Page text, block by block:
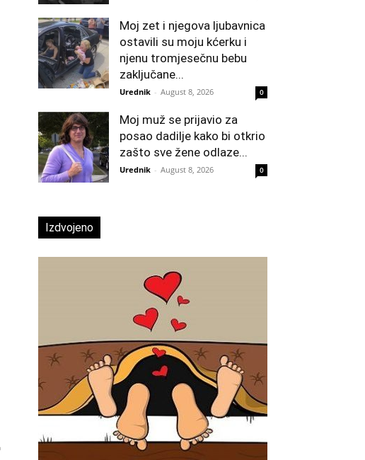
Moj zet i njegova ljubavnica
ostavili su moju kćerku i
njenu tromjesečnu bebu
zaključane...
Urednik - August 8, 2026 0
Moj muž se prijavio za
posao dadilje kako bi otkrio
zašto sve žene odlaze...
Urednik - August 8, 2026 0
Izdvojeno